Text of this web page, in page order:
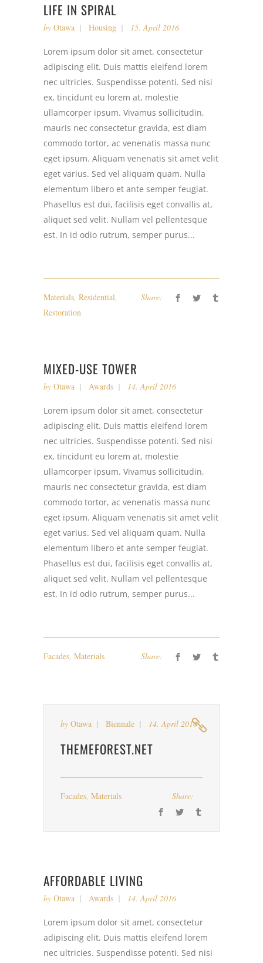
LIFE IN SPIRAL
by Otawa Housing 15. April 2016
Lorem ipsum dolor sit amet, consectetur
adipiscing elit. Duis mattis eleifend lorem
nec ultricies. Suspendisse potenti. Sed nisi
ex, tincidunt eu lorem at, molestie
ullamcorper ipsum. Vivamus sollicitudin,
mauris nec consectetur gravida, est diam
commodo tortor, ac venenatis massa nunc
eget ipsum. Aliquam venenatis sit amet velit
eget varius. Sed vel aliquam quam. Nulla
elementum libero et ante semper feugiat.
Phasellus est dui, facilisis eget convallis at,
aliquet sed velit. Nullam vel pellentesque
est. In id odio rutrum, semper purus...
Materials, Residential,
Restoration
Share:
MIXED-USE TOWER
by Otawa Awards 14. April 2016
Lorem ipsum dolor sit amet, consectetur
adipiscing elit. Duis mattis eleifend lorem
nec ultricies. Suspendisse potenti. Sed nisi
ex, tincidunt eu lorem at, molestie
ullamcorper ipsum. Vivamus sollicitudin,
mauris nec consectetur gravida, est diam
commodo tortor, ac venenatis massa nunc
eget ipsum. Aliquam venenatis sit amet velit
eget varius. Sed vel aliquam quam. Nulla
elementum libero et ante semper feugiat.
Phasellus est dui, facilisis eget convallis at,
aliquet sed velit. Nullam vel pellentesque
est. In id odio rutrum, semper purus...
Facades, Materials Share:
by Otawa Biennale 14. April 2016
THEMEFOREST.NET
Facades, Materials Share:
AFFORDABLE LIVING
by Otawa Awards 14. April 2016
Lorem ipsum dolor sit amet, consectetur
adipiscing elit. Duis mattis eleifend lorem
nec ultricies. Suspendisse potenti. Sed nisi